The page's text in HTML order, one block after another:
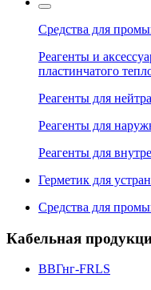
Средства для
Реагенты и
пластинчатого
Реагенты для
Реагенты для
Реагенты для
Герметик для
Средства для
Кабельная
ВВГнг-FRLS